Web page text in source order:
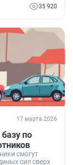
35 920
17 марта 2026
по
смогут
сил сверх